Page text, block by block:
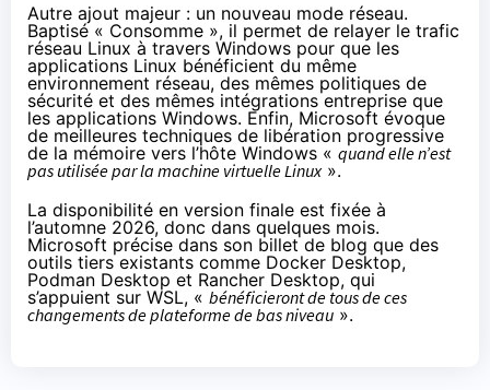
Autre ajout majeur : un nouveau mode réseau.
Baptisé « Consomme », il permet de relayer le trafic
réseau Linux à travers Windows pour que les
applications Linux bénéficient du même
environnement réseau, des mêmes politiques de
sécurité et des mêmes intégrations entreprise que
les applications Windows. Enfin, Microsoft évoque
de meilleures techniques de libération progressive
de la mémoire vers l’hôte Windows « quand elle n’est
pas utilisée par la machine virtuelle Linux».
La disponibilité en version finale est fixée à
l’automne 2026, donc dans quelques mois.
Microsoft précise dans son billet de blog que des
outils tiers existants comme Docker Desktop,
Podman Desktop et Rancher Desktop, qui
s’appuient sur WSL, « bénéficieront de tous de ces
changements de plateforme de bas niveau ».